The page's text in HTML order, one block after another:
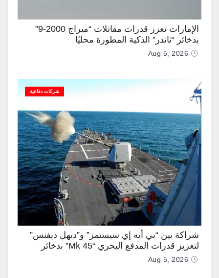
الإمارات تعزز قدرات مقاتلات “ميراج 2000-9”
بذخائر “ثاندر” الذكية المطورة محليًا
Aug 5, 2026
شركات دفاعية
شراكة بين “بي أيه إي سيستمز” و”ديهل ديفنس”
لتعزيز قدرات المدفع البحري “Mk 45” بذخائر
موجهة وصواريخ “IRIS-T”
Aug 5, 2026